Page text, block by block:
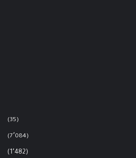
(35)
(7٬084)
(1٬482)